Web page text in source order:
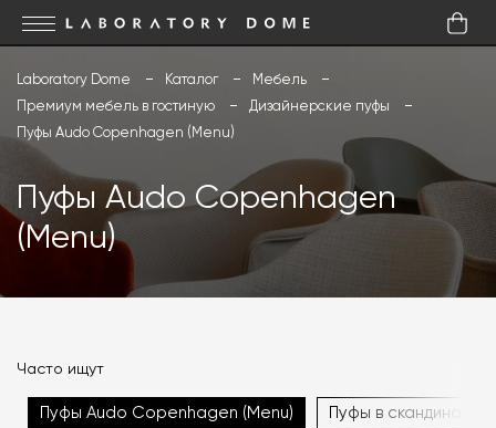
Laboratory Dome Каталог
Мебель
Премиум мебель в гостиную
Дизайнерские пуфы
Пуфы Audo Copenhagen (Menu)
Пуфы Audo Copenhagen
(Menu)
Часто ищут
Пуфы в
Пуфы Audo Copenhagen (Menu)